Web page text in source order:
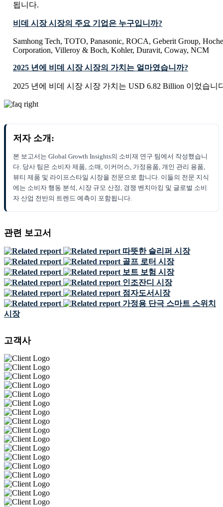
됩니다.
비데 시장 시장의 주요 기업은 누구입니까?
Samhong Tech, TOTO, Panasonic, ROCA, Geberit Group,
Corporation, Villeroy & Boch, Kohler, Duravit, Coway, NCM
2025 년에 비데 시장 시장의 가치는 얼마였습니까?
2025 년에 비데 시장 시장 가치는 USD 6.82 Billion 이었습니
저자 소개:
본 보고서는 Global Growth Insights의 소비재 연구 팀에서 작성했습니
다. 당사 팀은 소비자 제품, 소매, 이커머스, 가정용품, 개인 관리 용품,
뷰티 제품 및 라이프스타일 시장을 전문으로 합니다. 이들의 전문 지식
에는 소비자 행동 분석, 시장 규모 산정, 경쟁 벤치마킹 및 글로벌 소비
자 산업 전반의 트렌드 예측이 포함됩니다.
관련 보고서
따뜻한 슬리퍼 시장
골프 로터 시장
보트 보험 시장
인조잔디 시장
점자도서시장
가정용 단극 스마트 스위치
시장
고객사